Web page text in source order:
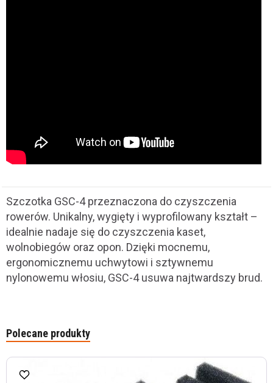
Szczotka GSC-4 przeznaczona do czyszczenia
rowerów. Unikalny, wygięty i wyprofilowany kształt –
idealnie nadaje się do czyszczenia kaset,
wolnobiegów oraz opon. Dzięki mocnemu,
ergonomicznemu uchwytowi i sztywnemu
nylonowemu włosiu, GSC-4 usuwa najtwardszy brud.
Polecane produkty